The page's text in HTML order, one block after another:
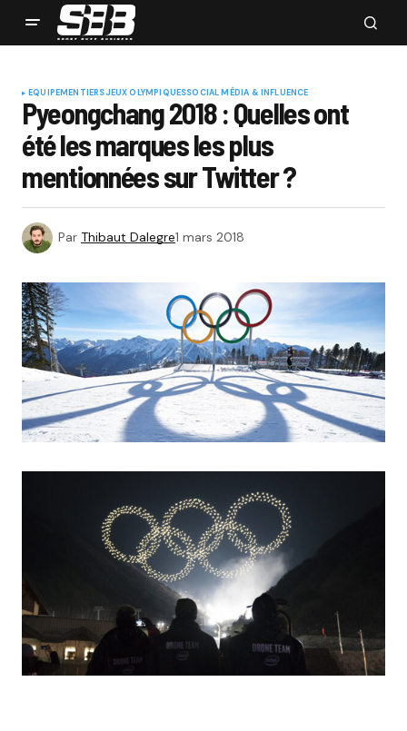
EQUIPEMENTIERSJEUX OLYMPIQUESSOCIAL MÉDIA & INFLUENCE
Pyeongchang 2018 : Quelles ont
été les marques les plus
mentionnées sur Twitter ?
Par Thibaut Dalegre1 mars 2018